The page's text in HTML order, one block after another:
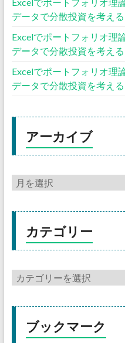
データで分散投資を考える
Excelでポートフォリオ理
データで分散投資を考える
Excelでポートフォリオ理
データで分散投資を考える
アーカイブ
カテゴリー
ブックマーク